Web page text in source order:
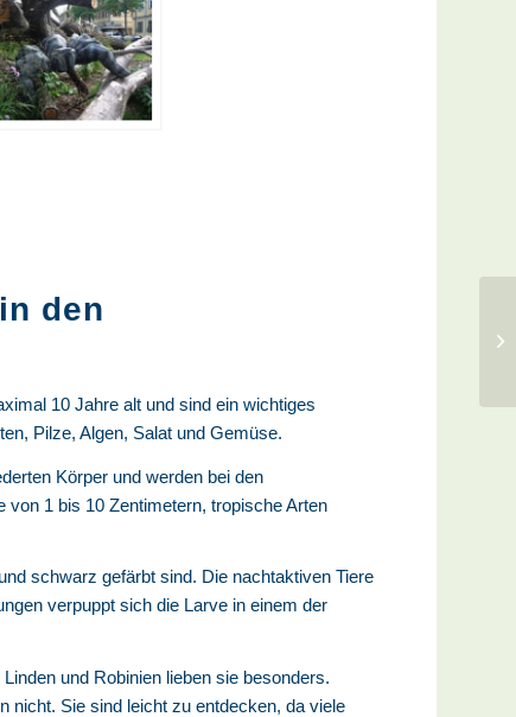
den
10 Jahre alt und sind ein wichtiges
Pilze, Algen, Salat und Gemüse.
Körper und werden bei den
von 1 bis 10 Zentimetern, tropische Arten
schwarz gefärbt sind. Die nachtaktiven Tiere
verpuppt sich die Larve in einem der
und Robinien lieben sie besonders.
nicht. Sie sind leicht zu entdecken, da viele